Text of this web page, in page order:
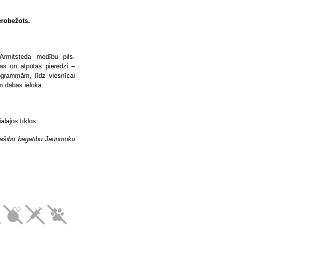
medību pils.
un atpūtas pieredzi –
līdz viesnīcai
dabas ielokā.
tīklos.
bagātību Jaunmoku